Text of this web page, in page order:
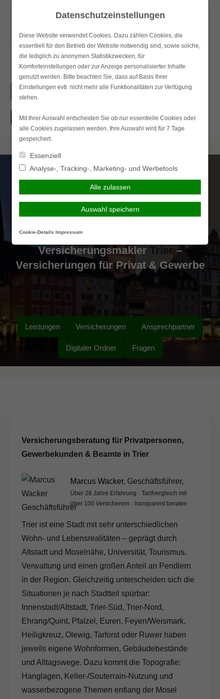
content
Suchen
nach:
simplr-Login
Versicherungsmakler Trier–
Versicherungen für Privat & Gewerbe
Transparent beraten, fair vergleichen – online, persönlich
Leistungen Versicherungen Ansprechpartner
Digitaler Ordner Fragen
Versicherungsberatung für Privatpersonen,
Gewerbekunden & Beamte in Trier
Marcus Wacker, Geschäftsführer,
Über 26 Jahre Erfahrung · Tarifvergleich mit
über 100 Versicherern · transparent beraten
Trier ist eine Stadt mit sehr unterschiedlichen
Wohn- und Lebensrealitäten – geprägt durch
Altstadt und Moselnähe, Universität, Tourismus,
Verwaltung und einen großen Anteil an Pendlern
in der Region. Gleichzeitig unterscheiden sich die
Situationen je nach Stadtteil spürbar:
Innenstadt/Altstadt, Trier-Süd, Trier-Nord,
Ehrang/Quint, Pfalzel, Euren, Feyen/Weismark,
Heiligkreuz, Olewig, Tarforst oder Ruwer haben
jeweils eigene Wohnformen, Gebäudebestände
und Alltagswege. Dazu kommt die Topografie:
Hanglagen, Keller-/Souterrain-Nutzung und
wasserbezogene Themen entlang der Mosel
Datenschutzeinstellungen
Diese Website verwendet Cookies. Dazu zählen Cookies, die
essentiell für den Betrieb der Website notwendig sind, sowie solche,
die lediglich zu anonymen Statistikzwecken, für
Komforteinstellungen oder zur Anzeige personalisierter Inhalte
genutzt werden. Bitte beachten Sie, dass auf Basis Ihrer
Einstellungen evtl. nicht mehr alle Funktionalitäten zur Verfügung
stehen.
Mit Ihrer Auswahl entscheiden Sie ob nur essentielle Cookies oder
alle Cookies zugelassen werden. Ihre Auswahl wird für 7 Tage
gespeichert.
Essenziell
Analyse-, Tracking-, Marketing- und Werbetools
Alle zulassen
Auswahl speichern
Cookie-Details Impressum